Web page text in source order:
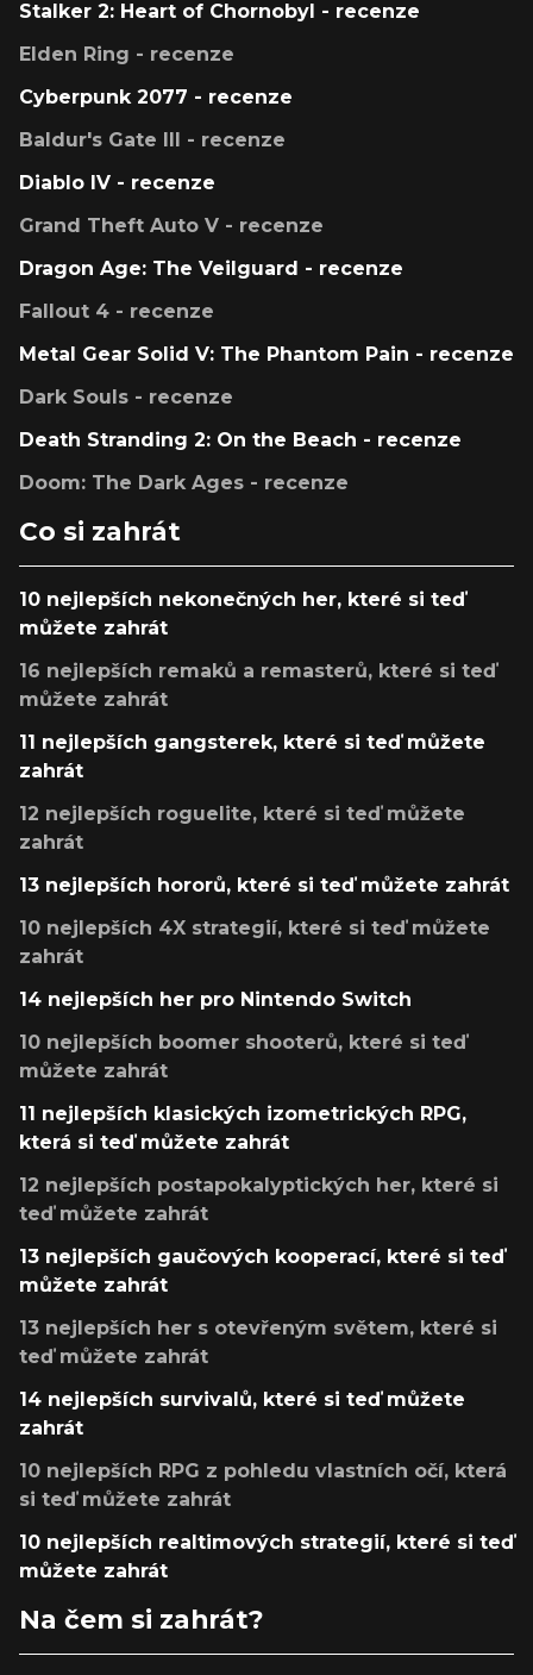
Stalker 2: Heart of Chornobyl - recenze
Elden Ring - recenze
Cyberpunk 2077 - recenze
Baldur's Gate III - recenze
Diablo IV - recenze
Grand Theft Auto V - recenze
Dragon Age: The Veilguard - recenze
Fallout 4 - recenze
Metal Gear Solid V: The Phantom Pain - recenze
Dark Souls - recenze
Death Stranding 2: On the Beach - recenze
Doom: The Dark Ages - recenze
Co si zahrát
10 nejlepších nekonečných her, které si teď
můžete zahrát
16 nejlepších remaků a remasterů, které si teď
můžete zahrát
11 nejlepších gangsterek, které si teď můžete
zahrát
12 nejlepších roguelite, které si teď můžete
zahrát
13 nejlepších hororů, které si teď můžete zahrát
10 nejlepších 4X strategií, které si teď můžete
zahrát
14 nejlepších her pro Nintendo Switch
10 nejlepších boomer shooterů, které si teď
můžete zahrát
11 nejlepších klasických izometrických RPG,
která si teď můžete zahrát
12 nejlepších postapokalyptických her, které si
teď můžete zahrát
13 nejlepších gaučových kooperací, které si teď
můžete zahrát
13 nejlepších her s otevřeným světem, které si
teď můžete zahrát
14 nejlepších survivalů, které si teď můžete
zahrát
10 nejlepších RPG z pohledu vlastních očí, která
si teď můžete zahrát
10 nejlepších realtimových strategií, které si teď
můžete zahrát
Na čem si zahrát?